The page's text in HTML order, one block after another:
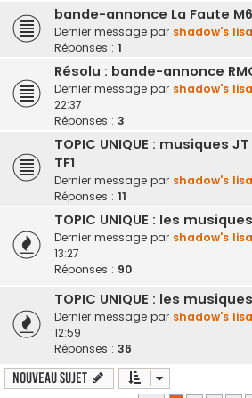
bande-annonce La Faute M6
Dernier message par shadow's lisa
Réponses : 1
Résolu : bande-annonce
Dernier message par shadow's lisa
22:37
Réponses : 3
TOPIC UNIQUE : musiques
TF1
Dernier message par shadow's lisa
Réponses : 11
TOPIC UNIQUE : les
Dernier message par shadow's lisa
13:27
Réponses : 90
TOPIC UNIQUE : les
Dernier message par shadow's lisa
12:59
Réponses : 36
Nouveau sujet